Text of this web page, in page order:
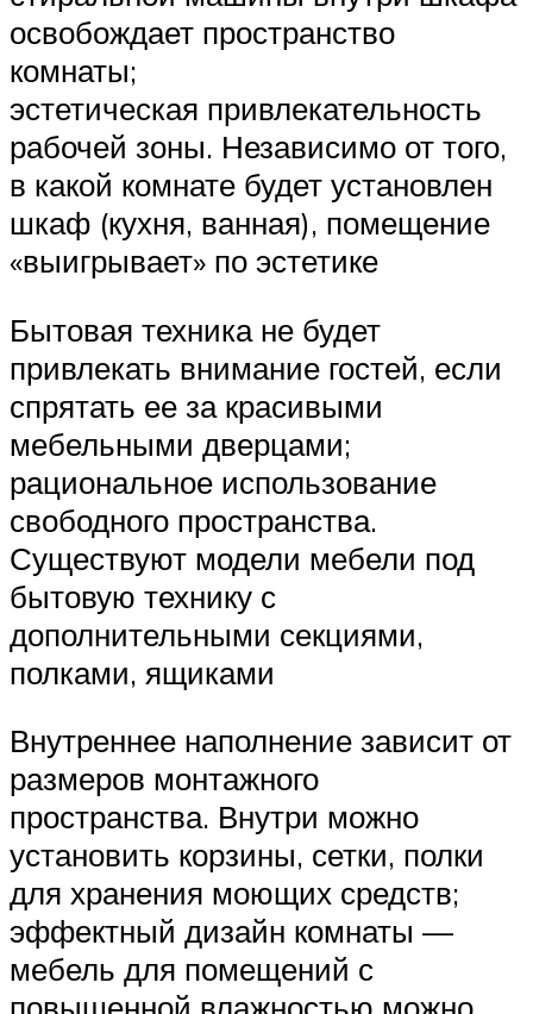
освобождает пространство
комнаты;
эстетическая привлекательность
рабочей зоны. Независимо от того,
в какой комнате будет установлен
шкаф (кухня, ванная), помещение
«выигрывает» по эстетике
Бытовая техника не будет
привлекать внимание гостей, если
спрятать ее за красивыми
мебельными дверцами;
рациональное использование
свободного пространства.
Существуют модели мебели под
бытовую технику с
дополнительными секциями,
полками, ящиками
Внутреннее наполнение зависит от
размеров монтажного
пространства. Внутри можно
установить корзины, сетки, полки
для хранения моющих средств;
эффектный дизайн комнаты —
мебель для помещений с